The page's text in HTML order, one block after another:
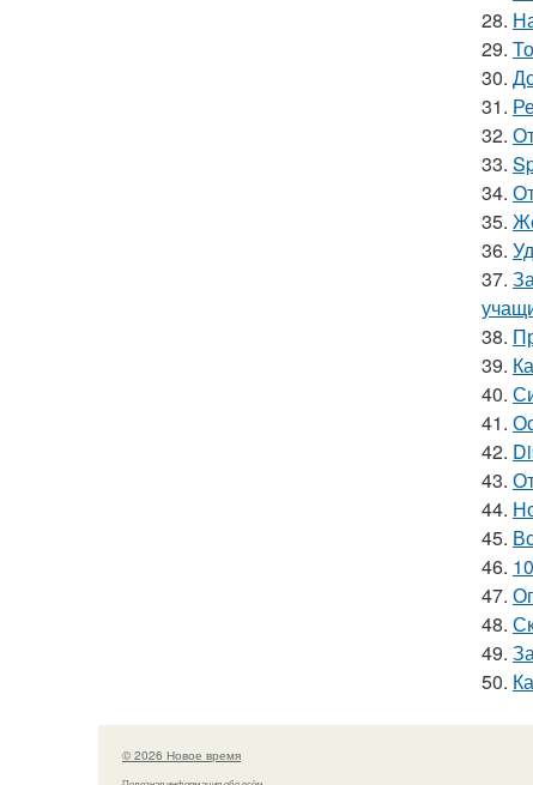
28.
29.
30.
31.
32.
33.
34.
35.
36.
37.
38.
39.
40.
41.
42.
43.
44.
45.
46.
47.
48.
49.
50.
© 2026 Новое время